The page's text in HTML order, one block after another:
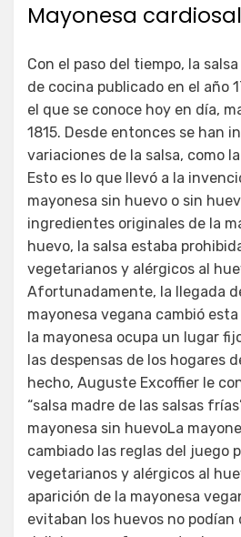
Mayonesa
Con el paso del tiempo, la
de cocina publicado en el año
el que se conoce hoy en día,
1815. Desde entonces se han
variaciones de la salsa, como
Esto es lo que llevó a la
mayonesa sin huevo o sin
ingredientes originales de la
huevo, la salsa estaba
vegetarianos y alérgicos al
Afortunadamente, la llegada
mayonesa vegana cambió
la mayonesa ocupa un lugar
las despensas de los hogares
hecho, Auguste Excoffier le
“salsa madre de las salsas
mayonesa sin huevoLa
cambiado las reglas del juego
vegetarianos y alérgicos al
aparición de la mayonesa
evitaban los huevos no